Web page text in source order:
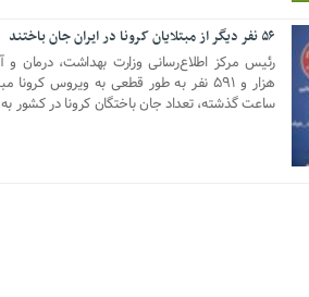
۵۶ نفر دیگر از مبتلایان کرونا در ایران جان باختند
ساعت گذشته، تعداد جان باختگان کرونا در کشور به ۷ هزار و ۵۶۴ نفر رسید.
موشکی ایران به حملات
شنیده شدن صدای انفجار در برخی
شهرهای ایران